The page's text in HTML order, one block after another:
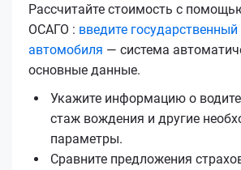
Рассчитайте стоимость с
ОСАГО : введите
автомобиля — система
основные данные.
Укажите информацию о
стаж вождения и другие
параметры.
Сравните предложения